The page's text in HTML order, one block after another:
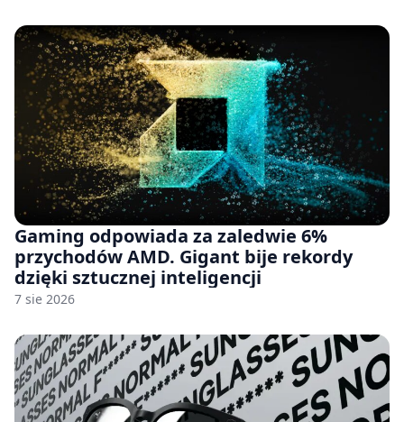
Gaming odpowiada za zaledwie 6%
przychodów AMD. Gigant bije rekordy
dzięki sztucznej inteligencji
7 sie 2026